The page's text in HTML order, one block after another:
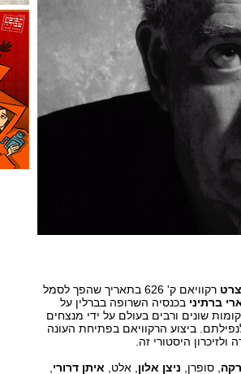
רקוויאם ק' 626 בתאריך שהפך לסמל
ברתיני בכנסיה השרופה בברלין על
שונים ורבים בעולם על ידי מנצחים
ביצוע הרקוויאם בפתיחת העונה
היסטורי זה.
, סופרן, ניצן אלון , אלט, איתן דרורי